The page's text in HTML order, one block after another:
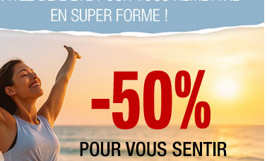
disent long sur vous
› 5/10